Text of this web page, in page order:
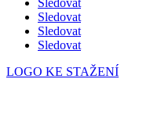
Sledovat
Sledovat
Sledovat
LOGO KE STAŽENÍ